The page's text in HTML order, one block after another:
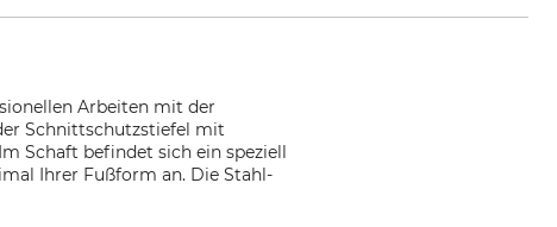
Arbeiten mit der
Schnittschutzstiefel mit
Schaft befindet sich ein speziell
Ihrer Fußform an. Die Stahl-